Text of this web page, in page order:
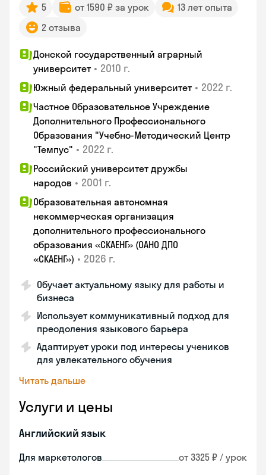
5 от 1590 ₽ за урок
13 лет опыта
2 отзыва
Донской государственный аграрный
университет • 2010 г.
Южный федеральный университет • 2022 г.
Частное Образовательное Учреждение
Дополнительного Профессионального
Образования "Учебно-Методический Центр
"Темпус" • 2022 г.
Российский университет дружбы
народов • 2001 г.
Образовательная автономная
некоммерческая организация
дополнительного профессионального
образования «СКАЕНГ» (ОАНО ДПО
«СКАЕНГ») • 2026 г.
Обучает актуальному языку для работы и
бизнеса
Использует коммуникативный подход для
преодоления языкового барьера
Адаптирует уроки под интересы учеников
для увлекательного обучения
Читать дальше
Услуги и цены
Английский язык
Для маркетологов от 3325 ₽ / урок